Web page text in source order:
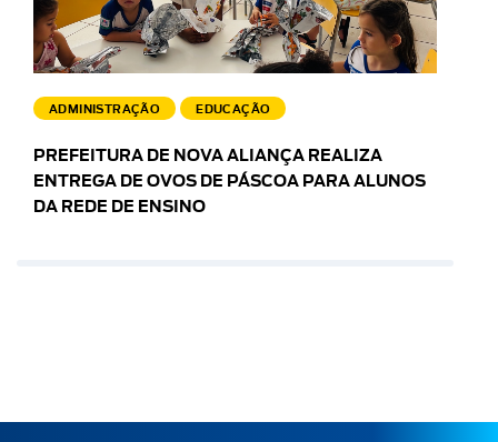
ADMINISTRAÇÃO EDUCAÇÃO
PREFEITURA DE NOVA ALIANÇA REALIZA
ENTREGA DE OVOS DE PÁSCOA PARA ALUNOS
DA REDE DE ENSINO